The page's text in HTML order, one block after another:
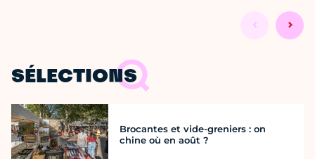
SÉLECTIONS
Brocantes et vide-greniers : on
chine où en août ?